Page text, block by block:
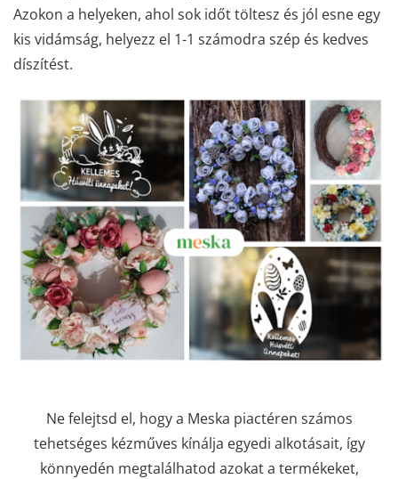
Azokon a helyeken, ahol sok időt töltesz és jól esne egy
kis vidámság, helyezz el 1-1 számodra szép és kedves
díszítést.
Ne felejtsd el, hogy a Meska piactéren számos
tehetséges kézműves kínálja egyedi alkotásait, így
könnyedén megtalálhatod azokat a termékeket,